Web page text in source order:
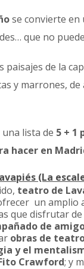
se convierte en
que no
paisajes de la
y marrones, de
lista de 5 + 1
hacer en
(La
teatro de
un amplio
que disfrutar
de
obras de
y el
Crawford; y